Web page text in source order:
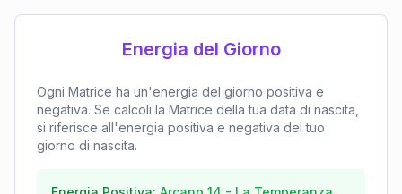
Energia del Giorno
Ogni Matrice ha un'energia del giorno positiva e
negativa. Se calcoli la Matrice della tua data di nascita,
si riferisce all'energia positiva e negativa del tuo
giorno di nascita.